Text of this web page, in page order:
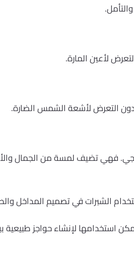
لأعين المارة.
دون التعرض لأشعة الشمس الضارة.
فهي تضيف لمسة من الجمال
الشبرات في تصميم المداخل
استخدامها لإنشاء حواجز طبيعية